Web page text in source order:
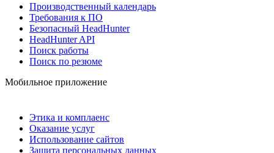
Производственный календарь
Требования к ПО
Безопасный HeadHunter
HeadHunter API
Поиск работы
Поиск по резюме
Мобильное приложение
Этика и комплаенс
Оказание услуг
Использование сайтов
Защита персональных данных